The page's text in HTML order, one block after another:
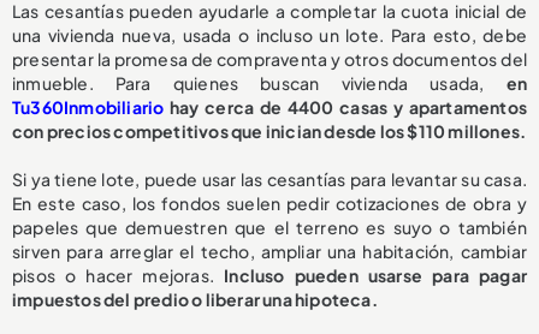
Las cesantías pueden ayudarle a completar la cuota inicial de
una vivienda nueva, usada o incluso un lote. Para esto, debe
presentar la promesa de compraventa y otros documentos del
inmueble. Para quienes buscan vivienda usada, en
Tu360Inmobiliario hay cerca de 4400 casas y apartamentos
con precios competitivos que inician desde los $110 millones.
Si ya tiene lote, puede usar las cesantías para levantar su casa.
En este caso, los fondos suelen pedir cotizaciones de obra y
papeles que demuestren que el terreno es suyo o también
sirven para arreglar el techo, ampliar una habitación, cambiar
pisos o hacer mejoras. Incluso pueden usarse para pagar
impuestos del predio o liberar una hipoteca.